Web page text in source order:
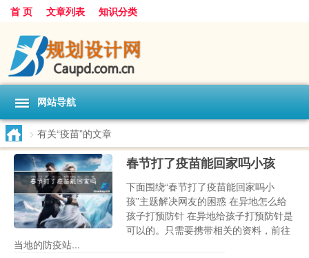
首 页 文章列表 知识分类
网站导航
> 有关“疫苗”的文章
春节打了疫苗能回家吗小孩
下面围绕“春节打了疫苗能回家吗小
孩”主题解决网友的困惑 在异地怎么给
孩子打预防针 在异地给孩子打预防针是
可以的。只需要携带相关的资料，前往
当地的防疫站...